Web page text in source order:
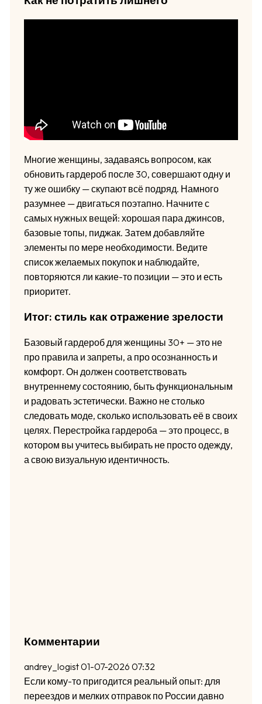
Многие женщины, задаваясь вопросом, как
обновить гардероб после 30, совершают одну и
ту же ошибку — скупают всё подряд. Намного
разумнее — двигаться поэтапно. Начните с
самых нужных вещей: хорошая пара джинсов,
базовые топы, пиджак. Затем добавляйте
элементы по мере необходимости. Ведите
список желаемых покупок и наблюдайте,
повторяются ли какие-то позиции — это и есть
приоритет.
Итог: стиль как отражение зрелости
Базовый гардероб для женщины 30+ — это не
про правила и запреты, а про осознанность и
комфорт. Он должен соответствовать
внутреннему состоянию, быть функциональным
и радовать эстетически. Важно не столько
следовать моде, сколько использовать её в своих
целях. Перестройка гардероба — это процесс, в
котором вы учитесь выбирать не просто одежду,
а свою визуальную идентичность.
Комментарии
andrey_logist01-07-2026 07:32
Если кому-то пригодится реальный опыт: для
переездов и мелких отправок по России давно